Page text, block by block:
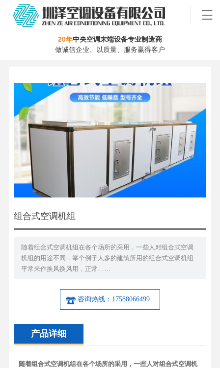
20年中央空调末端设备专业制造商
做诚信企业、以质量、服务赢得客户
组合式空调机组
随着组合式空调机组在各个场所的采用，一些人对组合式空调
机组的用途不同，举个例子人多的建筑所用的组合式空调机组
平常来作换风换风用，正常……
咨询热线：17588066499
产品详细
随着组合式空调机组在各个场所的采用，一些人对组合式空调机